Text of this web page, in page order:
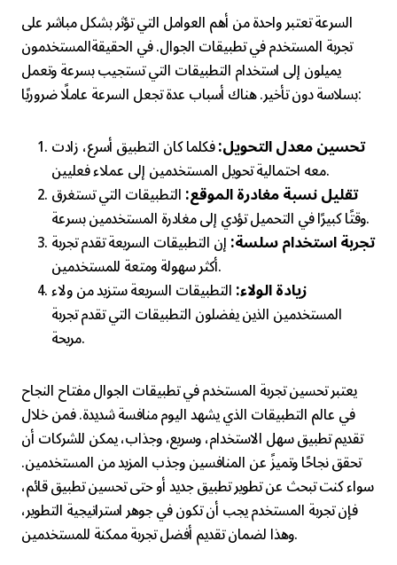
السرعة تعتبر واحدة من أهم العوامل التي تؤثر بشكل مباشر على
تجربة المستخدم في تطبيقات الجوال. في الحقيقةالمستخدمون
يميلون إلى استخدام التطبيقات التي تستجيب بسرعة وتعمل
بسلاسة دون تأخير. هناك أسباب عدة تجعل السرعة عاملًا ضروريًا:
تحسين معدل التحويل:فكلما كان التطبيق أسرع، زادت
معه احتمالية تحويل المستخدمين إلى عملاء فعليين.
تقليل نسبة مغادرة الموقع:التطبيقات التي تستغرق
وقتًا كبيرًا في التحميل تؤدي إلى مغادرة المستخدمين بسرعة.
تجربة استخدام سلسة:إن التطبيقات السريعة تقدم تجربة
أكثر سهولة ومتعة للمستخدمين.
زيادة الولاء:التطبيقات السريعة ستزيد من ولاء
المستخدمين الذين يفضلون التطبيقات التي تقدم تجربة
مريحة.
يعتبر تحسين تجربة المستخدم في تطبيقات الجوال مفتاح النجاح
في عالم التطبيقات الذي يشهد اليوم منافسة شديدة. فمن خلال
تقديم تطبيق سهل الاستخدام، وسريع، وجذاب، يمكن للشركات أن
تحقق نجاحًا وتميزً عن المنافسين وجذب المزيد من المستخدمين.
سواء كنت تبحث عن تطوير تطبيق جديد أو حتى تحسين تطبيق قائم،
فإن تجربة المستخدم يجب أن تكون في جوهر استراتيجية التطوير،
وهذا لضمان تقديم أفضل تجربة ممكنة للمستخدمين.